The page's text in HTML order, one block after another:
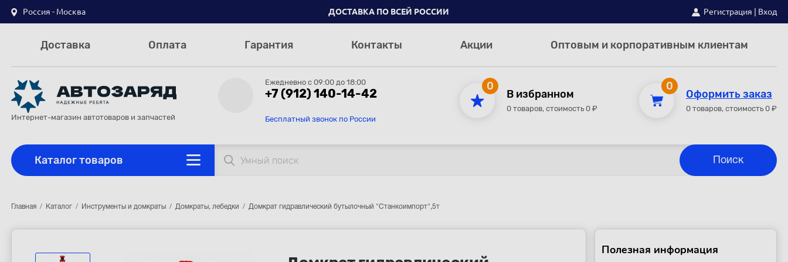
Россия - Москва ДОСТАВКА ПО ВСЕЙ РОССИИ Регистрация Вход
Доставка Оплата Гарантия Контакты Акции Оптовым и корпоративным клиентам
Интернет-магазин автотоваров и запчастей
Ежедневно с 09:00 до 18:00
+7 (912) 140-14-42
Бесплатный звонок по России
0
В избранном
0 товаров, стоимость 0 ₽
0
Оформить заказ
0 товаров, стоимость 0 ₽
Каталог товаров
Главная Каталог Инструменты и домкраты Домкраты, лебедки Домкрат гидравлический бутылочный "Станкоимпорт",5т
Полезная информация